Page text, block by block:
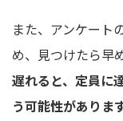
また、アンケート
め、見つけたら早
遅れると、定員に
う可能性があります